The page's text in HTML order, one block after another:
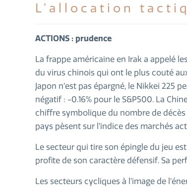
L’allocation
ACTIONS : prudence
La frappe américaine en Irak a appelé les
du virus chinois qui ont le plus couté
Japon n’est pas épargné, le Nikkei 225
négatif : -0.16% pour le S&P500. La
chiffre symbolique du nombre de décès
pays pèsent sur l’indice des marchés
Le secteur qui tire son épingle du jeu
profite de son caractère défensif. Sa
Les secteurs cycliques à l’image de